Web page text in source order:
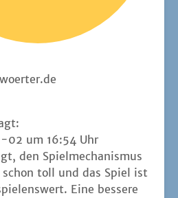
02 um 16:54 Uhr
den Spiel­me­cha­nis­mus
toll und das Spiel ist
Eine bes­se­re